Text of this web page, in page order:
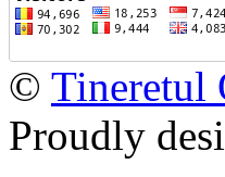
© Tineretul
Proudly